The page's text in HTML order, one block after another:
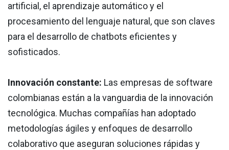
artificial, el aprendizaje automático y el
procesamiento del lenguaje natural, que son claves
para el desarrollo de chatbots eficientes y
sofisticados.
Innovación constante: Las empresas de software
colombianas están a la vanguardia de la innovación
tecnológica. Muchas compañías han adoptado
metodologías ágiles y enfoques de desarrollo
colaborativo que aseguran soluciones rápidas y